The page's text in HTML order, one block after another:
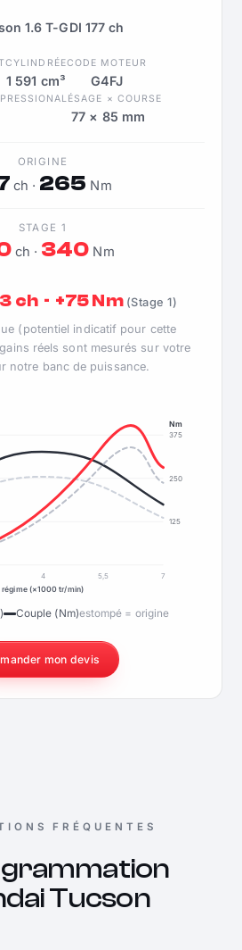
1.6 T-GDI 177 ch
CYLINDRÉE
1 591 cm³
CODE MOTEUR
G4FJ
ALÉSAGE × COURSE
77 × 85 mm
ORIGINE
ch · 265 Nm
STAGE 1
ch · 340 Nm
ch · +75 Nm (Stage 1)
(potentiel indicatif pour cette
réels sont mesurés sur votre
notre banc de puissance.
125
250
375
Nm
4 5,5
7
régime (×1000 tr/min)
Couple (Nm)estompé = origine
mon devis
FRÉQUENTES
Tucson